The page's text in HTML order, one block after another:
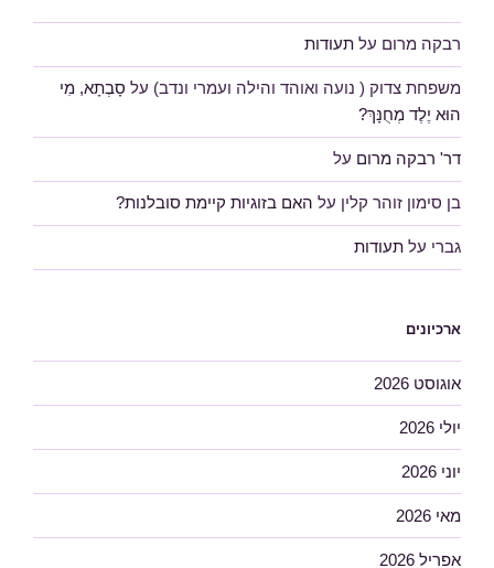
רבקה מרום על תעודות
משפחת צדוק ( נועה ואוהד והילה ועמרי ונדב) על סָבְתָא, מִי
הוּא יֶלֶד מְחֻנָּךְ?
דר' רבקה מרום על
בן סימון זוהר קלין על האם בזוגיות קיימת סובלנות?
גברי על תעודות
ארכיונים
אוגוסט 2026
יולי 2026
יוני 2026
מאי 2026
אפריל 2026